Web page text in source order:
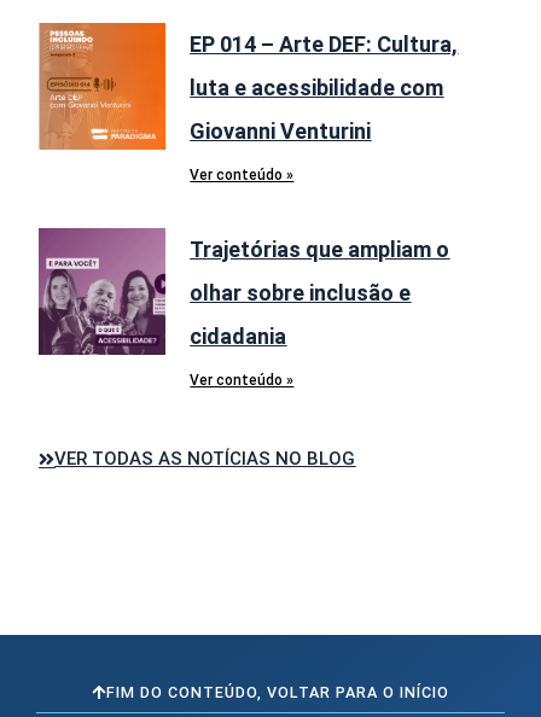
EP 014 – Arte DEF: Cultura,
luta e acessibilidade com
Giovanni Venturini
Ver conteúdo »
Trajetórias que ampliam o
olhar sobre inclusão e
cidadania
Ver conteúdo »
VER TODAS AS NOTÍCIAS NO BLOG
FIM DO CONTEÚDO, VOLTAR PARA O INÍCIO